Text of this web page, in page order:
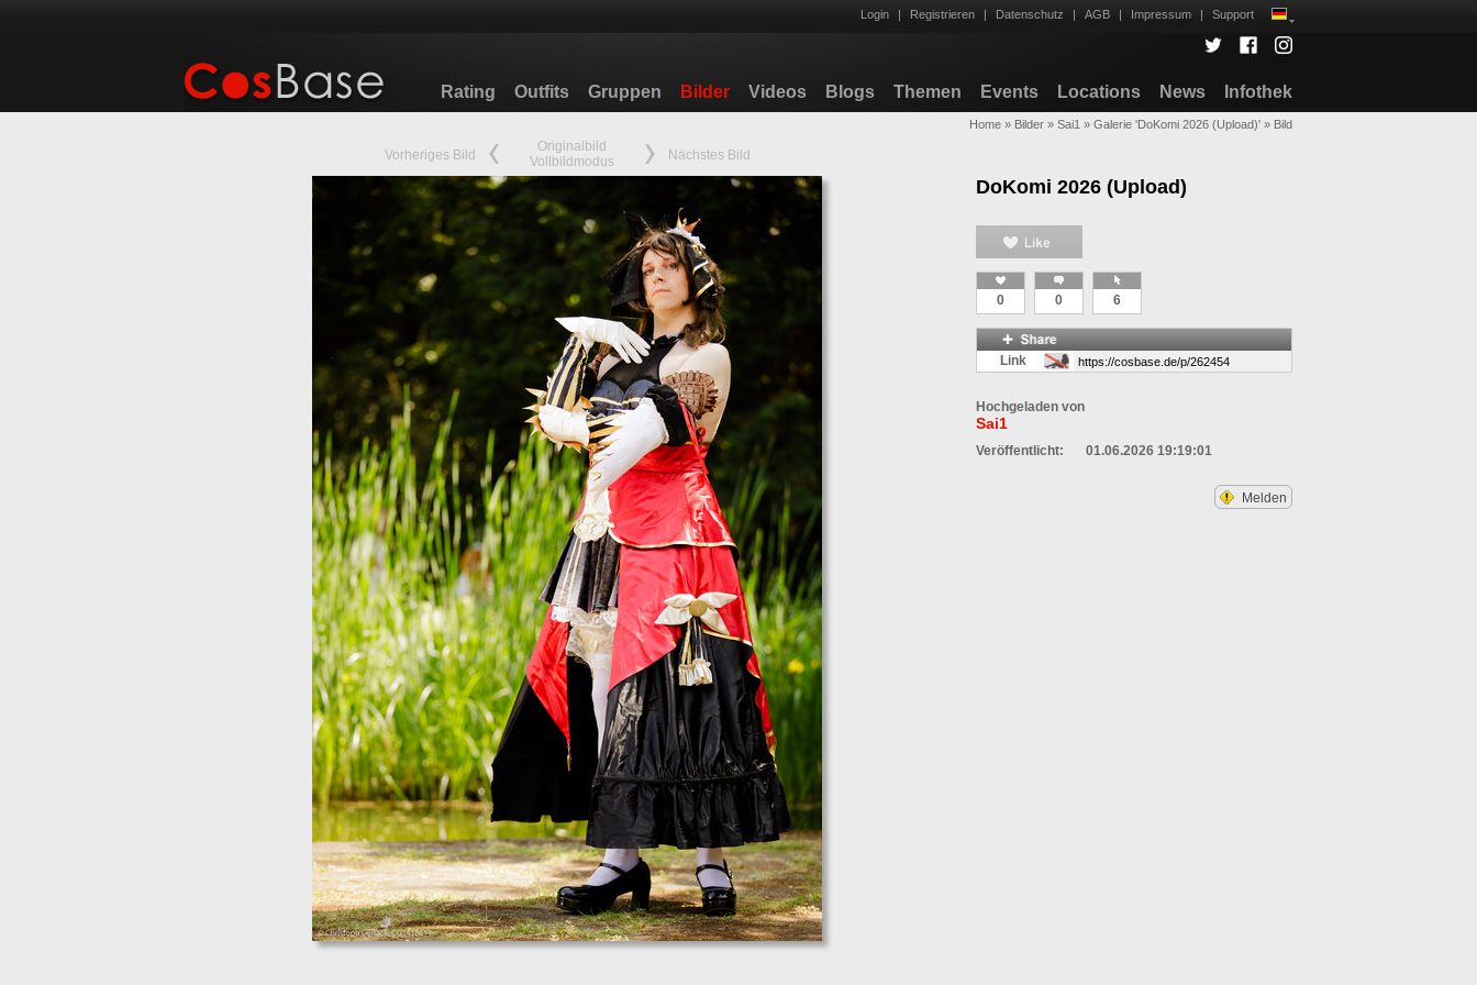
Login | Registrieren | Datenschutz | AGB | Impressum | Support
Rating Outfits Gruppen Bilder Videos Blogs Themen Events Locations News Infothek
Home » Bilder » Sai1 » Galerie 'DoKomi 2026 (Upload)' » Bild
DoKomi 2026 (Upload)
0 0 6
Link
Hochgeladen von
Sai1
Veröffentlicht: 01.06.2026 19:19:01
Melden
Vorheriges Bild
Originalbild
Vollbildmodus
Nächstes Bild